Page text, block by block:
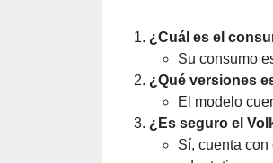
¿Cuál es el
Su consumo
¿Qué versiones
El modelo
¿Es seguro el
Sí, cuenta